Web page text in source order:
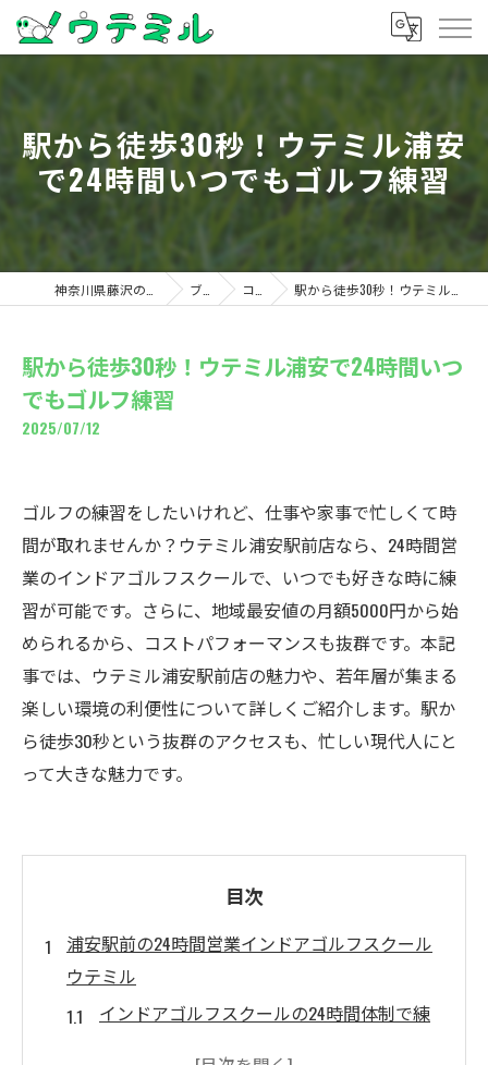
駅から徒歩30秒！ウテミル浦安
で24時間いつでもゴルフ練習
ブログ コラム 駅から徒歩30秒！ウテミル浦安で24時間いつでもゴルフ練習
駅から徒歩30秒！ウテミル浦安で24時間いつ
でもゴルフ練習
2025/07/12
ゴルフの練習をしたいけれど、仕事や家事で忙しくて時
間が取れませんか？ウテミル浦安駅前店なら、24時間営
業のインドアゴルフスクールで、いつでも好きな時に練
習が可能です。さらに、地域最安値の月額5000円から始
められるから、コストパフォーマンスも抜群です。本記
事では、ウテミル浦安駅前店の魅力や、若年層が集まる
楽しい環境の利便性について詳しくご紹介します。駅か
ら徒歩30秒という抜群のアクセスも、忙しい現代人にと
って大きな魅力です。
目次
浦安駅前の24時間営業インドアゴルフスクール
ウテミル
インドアゴルフスクールの24時間体制で練